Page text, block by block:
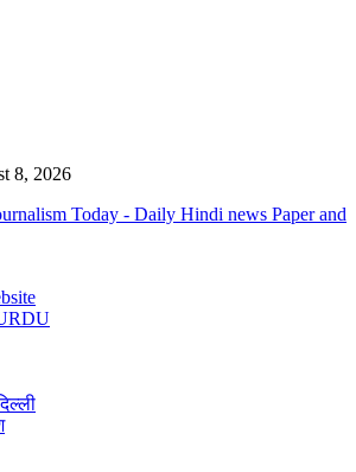
8, 2026
Today - Daily Hindi news Paper and